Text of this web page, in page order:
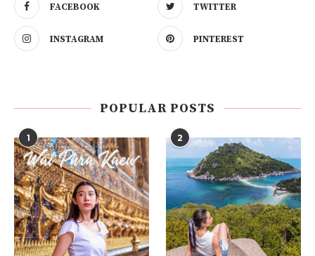
FACEBOOK TWITTER
INSTAGRAM PINTEREST
POPULAR POSTS
1 2